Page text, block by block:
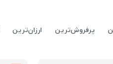
پرفروش‌ترین ارزان‌ترین